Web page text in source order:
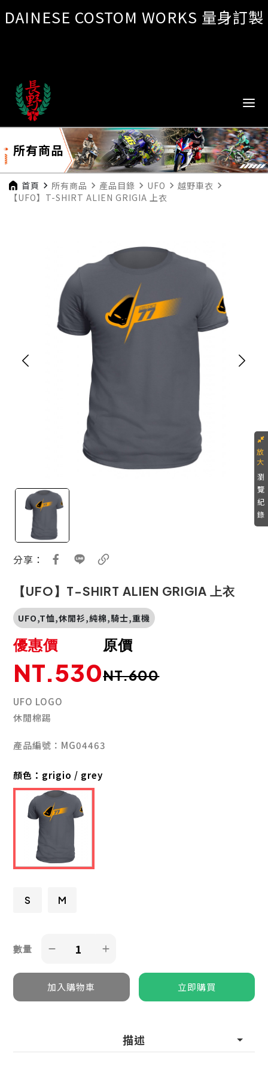
DAINESE COSTOM WORKS 量身訂製
所有商品
首頁 navigate_next 所有商品 navigate_next 產品目錄 navigate_next UFO navigate_next 越野車衣 navigate_next
【UFO】T-SHIRT ALIEN GRIGIA 上衣
分享：
【UFO】T-SHIRT ALIEN GRIGIA 上衣
UFO,T恤,休閒衫,純棉,騎士,重機
原價
NT.600
優惠價
NT.530
UFO LOGO
休閒棉踢
產品編號：MG04463
顏色： grigio / grey
S M
數量
描述
瀏
覽
紀
錄